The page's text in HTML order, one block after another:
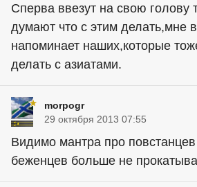
Сперва ввезут на свою голову
думают что с этим делать,мне
напоминает наших,которые
делать с азиатами.
morpogr
29 октября 2013 07:55
Видимо мантра про
беженцев больше не